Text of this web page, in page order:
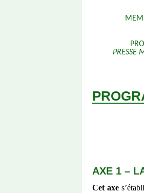
PRESSE
AXE 1 –
Cet axe